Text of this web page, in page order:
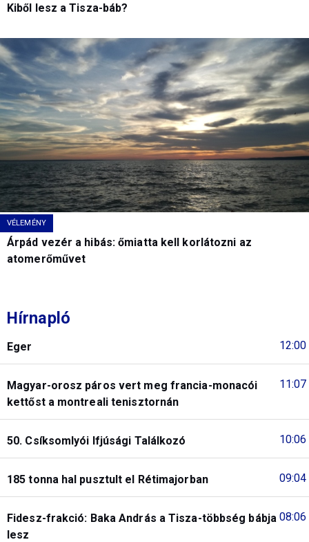
Kiből lesz a Tisza-báb?
VÉLEMÉNY
Árpád vezér a hibás: őmiatta kell korlátozni az
atomerőművet
Hírnapló
12:00
Eger
11:07
Magyar-orosz páros vert meg francia-monacói
kettőst a montreali tenisztornán
10:06
50. Csíksomlyói Ifjúsági Találkozó
09:04
185 tonna hal pusztult el Rétimajorban
08:06
Fidesz-frakció: Baka András a Tisza-többség bábja
lesz